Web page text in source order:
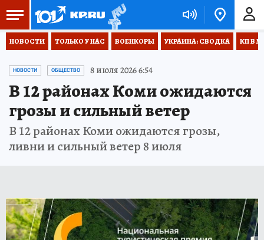
НОВОСТИ ТОЛЬКО У НАС ВОЕНКОРЫ УКРАИНА: СВОДКА КП В
НОВОСТИ ОБЩЕСТВО 8 июля 2026 6:54
В 12 районах Коми ожидаются
грозы и сильный ветер
В 12 районах Коми ожидаются грозы,
ливни и сильный ветер 8 июля